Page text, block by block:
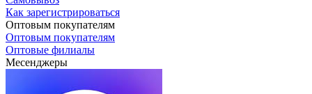
Как зарегистрироваться
Оптовым покупателям
Оптовым покупателям
Оптовые филиалы
Месенджеры